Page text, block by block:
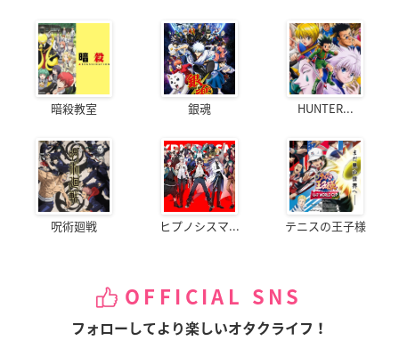
暗殺教室 銀魂 HUNTER...
呪術廻戦 ヒプノシスマ... テニスの王子様
OFFICIAL SNS
フォローしてより楽しいオタクライフ！